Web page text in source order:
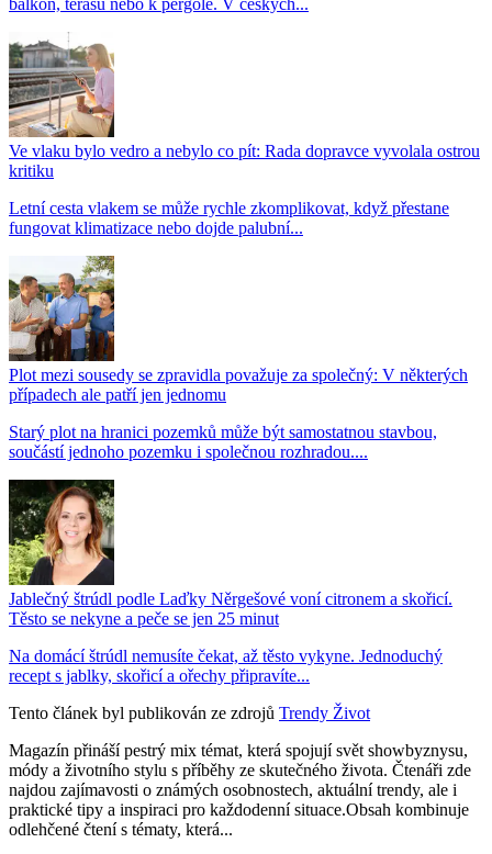
Ve vlaku bylo vedro a nebylo co pít: Rada dopravce vyvolala ostrou
kritiku
Letní cesta vlakem se může rychle zkomplikovat, když přestane
fungovat klimatizace nebo dojde palubní...
Plot mezi sousedy se zpravidla považuje za společný: V některých
případech ale patří jen jednomu
Starý plot na hranici pozemků může být samostatnou stavbou,
součástí jednoho pozemku i společnou rozhradou....
Jablečný štrúdl podle Laďky Něrgešové voní citronem a skořicí.
Těsto se nekyne a peče se jen 25 minut
Na domácí štrúdl nemusíte čekat, až těsto vykyne. Jednoduchý
recept s jablky, skořicí a ořechy připravíte...
Tento článek byl publikován ze zdrojů Trendy Život
Magazín přináší pestrý mix témat, která spojují svět showbyznysu,
módy a životního stylu s příběhy ze skutečného života. Čtenáři zde
najdou zajímavosti o známých osobnostech, aktuální trendy, ale i
praktické tipy a inspiraci pro každodenní situace.Obsah kombinuje
odlehčené čtení s tématy, která...